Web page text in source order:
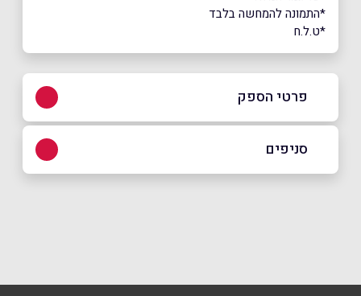
*התמונה להמחשה בלבד
*ט.ל.ח
פרטי הספק
בפייסבוק באינסטגרם
סניפים